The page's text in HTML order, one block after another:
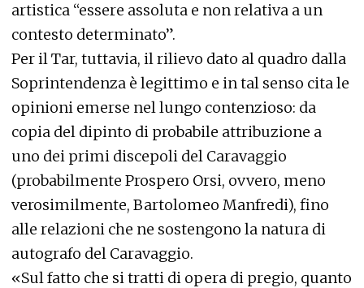
artistica “essere assoluta e non relativa a un
contesto determinato”.
Per il Tar, tuttavia, il rilievo dato al quadro dalla
Soprintendenza è legittimo e in tal senso cita le
opinioni emerse nel lungo contenzioso: da
copia del dipinto di probabile attribuzione a
uno dei primi discepoli del Caravaggio
(probabilmente Prospero Orsi, ovvero, meno
verosimilmente, Bartolomeo Manfredi), fino
alle relazioni che ne sostengono la natura di
autografo del Caravaggio.
«Sul fatto che si tratti di opera di pregio, quanto